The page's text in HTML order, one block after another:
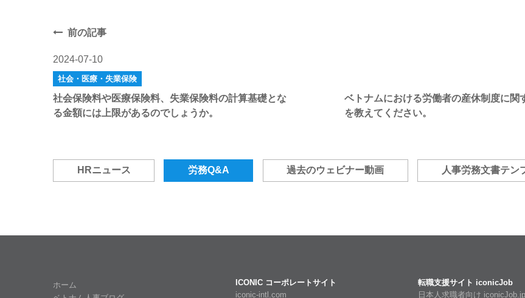
前の記事
2024-07-10
社会・医療・失業保険
社会保険料や医療保険料、失業保険料の計算基礎とな
る金額には上限があるのでしょうか。
ベトナムにおける労働者の産休制度に関
を教えてください。
HRニュース 労務Q&A 過去のウェビナー動画 人事労務文書テン
ホーム
ICONIC コーポレートサイト
iconic-intl.com
転職支援サイト iconicJob
日本人求職者向け iconicJob.jp